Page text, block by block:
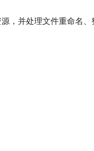
，并处理文件重命名、